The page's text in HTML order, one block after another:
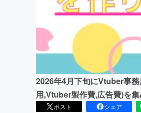
2026年4月下旬にVtuber事
用,Vtuber製作費,広告費)を集
ポスト シェア